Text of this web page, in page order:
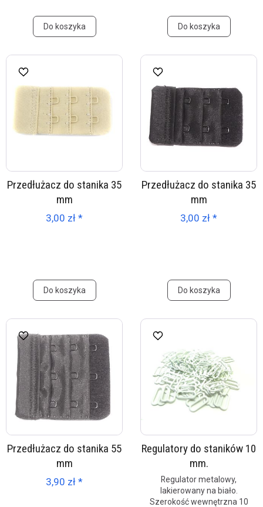
Do koszyka Do koszyka
Przedłużacz do stanika 35
mm
3,00 zł *
Do koszyka
Przedłużacz do stanika 35
mm
3,00 zł *
Do koszyka
Przedłużacz do stanika 55
mm
3,90 zł *
Regulatory do staników 10
mm.
Regulator metalowy,
lakierowany na biało.
Szerokość wewnętrzna 10